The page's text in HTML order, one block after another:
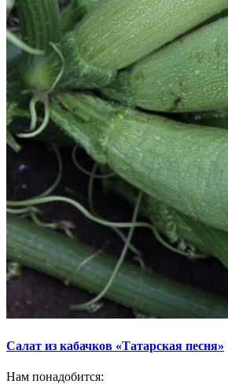
Салат из кабачков «Татарская песня»
Нам понадобится: